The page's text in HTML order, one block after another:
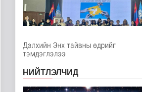
Бамбай хоншоорт
могойд хатгуулахаас
сэрэмжлээрэй
8 цаг 12 минутын өмнө
эмнэлгийн салбарын
өрсөлдөх чадва..
Нийгэм
Дэлхийн Энх тайвны өдрийг
тэмдэглэлээ
НИЙТЛЭЛЧИД